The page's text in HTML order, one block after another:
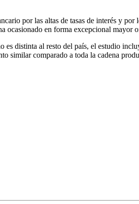
por las altas de tasas de interés y
ocasionado en forma excepcional mayor
distinta al resto del país, el estudio
similar comparado a toda la cadena